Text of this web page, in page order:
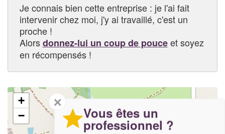
Je connais bien cette entreprise : je l'ai fait
intervenir chez moi, j'y ai travaillé, c'est un
proche !
Alorsdonnez-lui un coup de pouceet soyez
en récompensés !
+
−
✕
Vous êtes un
professionnel ?